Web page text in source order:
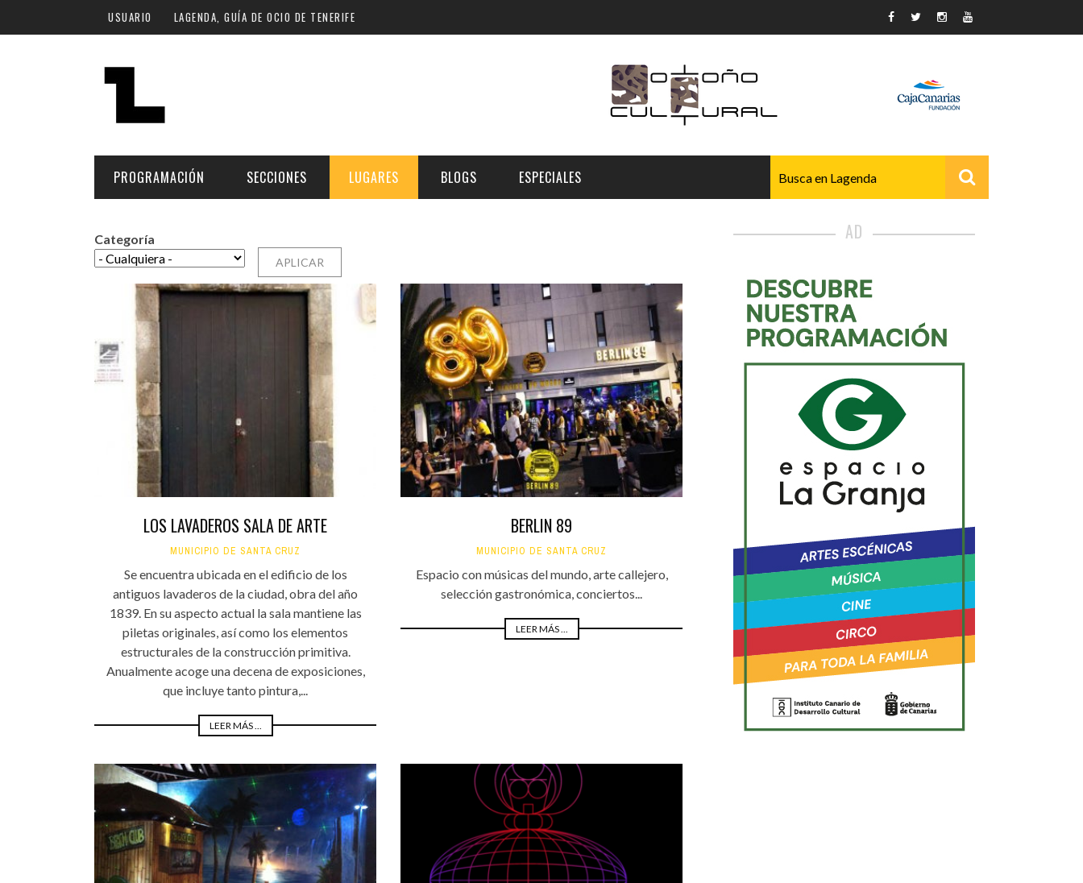
Pasar al contenido principal
USUARIO LAGENDA, GUÍA DE OCIO DE TENERIFE
PROGRAMACIÓN
FECHA
Hoy
Plan Finde
Santa Cruz | La Laguna
Cultura
Deporte y Naturaleza
Gastro
Infantil
Música
Escénicas
SECCIONES
MÚSICA
ESCÉNICAS
LUGARES
ESPACIOS CULTURALES
LOCALES CON ACTUACIONES
BLOGS ESPECIALES
NOCTÁMBULA TENERIFE
TENERIFE PHE FESTIVAL 2026
XXVII VERANO DE CUENTO
Categoría
LOS LAVADEROS SALA DE ARTE
MUNICIPIO DE SANTA CRUZ
Se encuentra ubicada en el edificio de los
antiguos lavaderos de la ciudad, obra del año
1839. En su aspecto actual la sala mantiene las
piletas originales, así como los elementos
estructurales de la construcción primitiva.
Anualmente acoge una decena de exposiciones,
que incluye tanto pintura,...
LEER MÁS ...
BERLIN 89
MUNICIPIO DE SANTA CRUZ
Espacio con músicas del mundo, arte callejero,
selección gastronómica, conciertos...
LEER MÁS ...
AD